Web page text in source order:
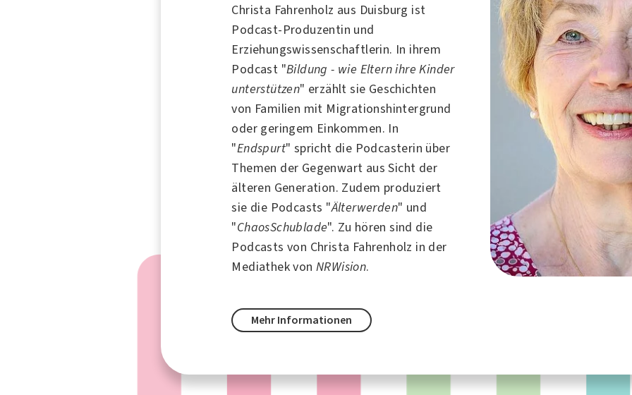
Christa Fahrenholz aus Duisburg ist
Podcast-Produzentin und
Erziehungswissenschaftlerin. In ihrem
Podcast "Bildung - wie Eltern ihre Kinder
unterstützen" erzählt sie Geschichten
von Familien mit Migrationshintergrund
oder geringem Einkommen. In
"Endspurt" spricht die Podcasterin über
Themen der Gegenwart aus Sicht der
älteren Generation. Zudem produziert
sie die Podcasts "Älterwerden" und
"ChaosSchublade". Zu hören sind die
Podcasts von Christa Fahrenholz in der
Mediathek vonNRWision.
Mehr Informationen